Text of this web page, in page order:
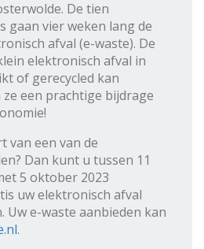
De tien
gaan vier weken lang de
afval (e-waste). De
elektronisch afval in
of gerecycled kan
een prachtige bijdrage
van een van de
Dan kunt u tussen 11
5 oktober 2023
uw elektronisch afval
Uw e-waste aanbieden kan
.